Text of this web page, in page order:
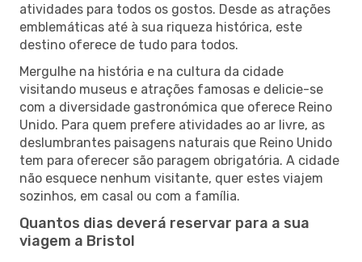
atividades para todos os gostos. Desde as atrações
emblemáticas até à sua riqueza histórica, este
destino oferece de tudo para todos.
Mergulhe na história e na cultura da cidade
visitando museus e atrações famosas e delicie-se
com a diversidade gastronómica que oferece Reino
Unido. Para quem prefere atividades ao ar livre, as
deslumbrantes paisagens naturais que Reino Unido
tem para oferecer são paragem obrigatória. A cidade
não esquece nenhum visitante, quer estes viajem
sozinhos, em casal ou com a família.
Quantos dias deverá reservar para a sua
viagem a Bristol